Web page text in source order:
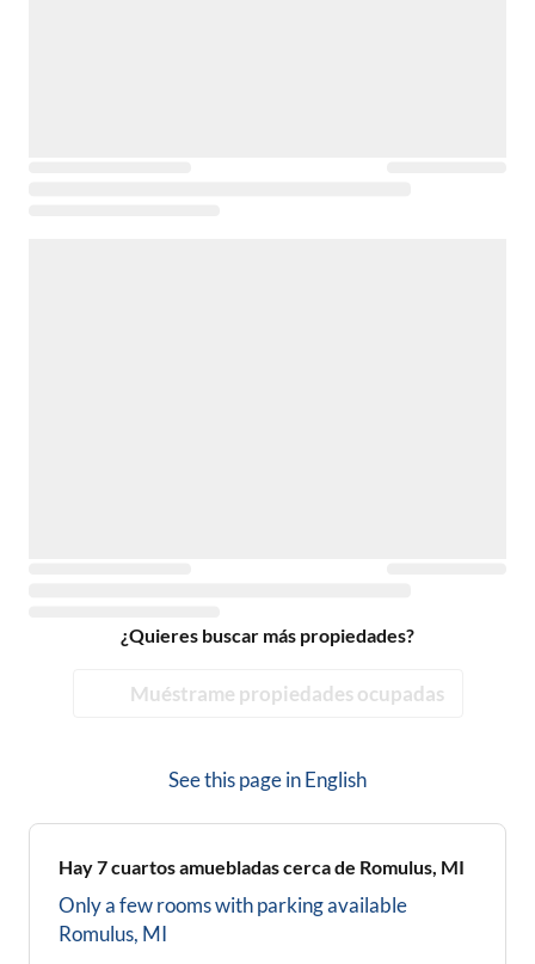
¿Quieres buscar más propiedades?
Muéstrame propiedades ocupadas
See this page inEnglish
Hay7cuartos amuebladas cerca de Romulus, MI
Only a few rooms with parking available
Romulus, MI